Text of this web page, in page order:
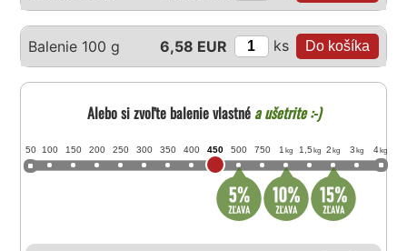
Balenie 100 g 6,58 EUR ks
Alebo si zvoľte balenie vlastnéa ušetrite :-)
50 100 150 200 250 300 350 400 450 500 750 1 kg 1,5 kg 2 kg 3 kg 4kg